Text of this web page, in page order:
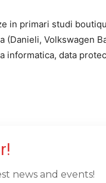
in primari studi
(Danieli, Volkswagen
informatica, data
news and events!